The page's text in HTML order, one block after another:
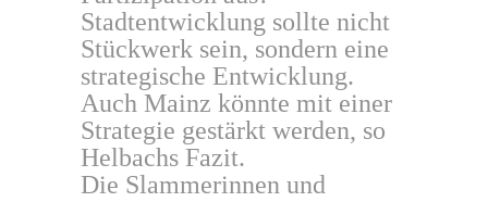
Stadtentwicklung sollte nicht
Stückwerk sein, sondern eine
strategische Entwicklung.
Auch Mainz könnte mit einer
Strategie gestärkt werden, so
Helbachs Fazit.
Die Slammerinnen und